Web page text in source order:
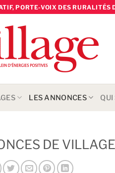
PORTE-VOIX DES RURALITÉS
LES ANNONCES
DE VILLAGE